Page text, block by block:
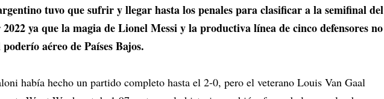
tuvo que sufrir y llegar hasta los penales para clasificar a la semifinal del
ya que la magia de Lionel Messi y la productiva línea de cinco defensores no
aéreo de Países Bajos.
había hecho un partido completo hasta el 2-0, pero el veterano Louis Van Gaal